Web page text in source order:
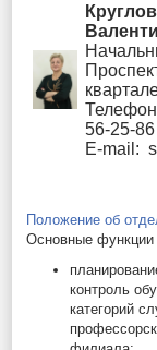
56-25-86
E-mail:
Положение об
Основные функции
контроль
категорий